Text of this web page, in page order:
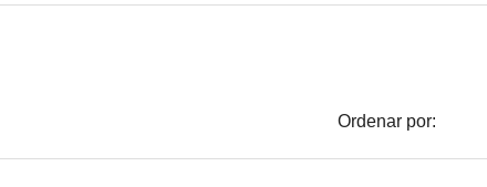
Ordenar por: